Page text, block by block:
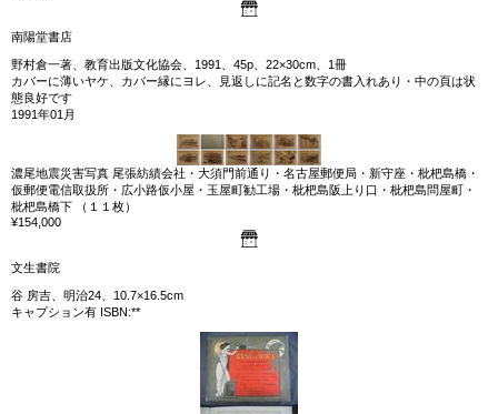
南陽堂書店
野村倉一著、教育出版文化協会、1991、45p、22×30cm、1冊
カバーに薄いヤケ、カバー縁にヨレ、見返しに記名と数字の書入れあり・中の頁は状
態良好です
1991年01月
濃尾地震災害写真 尾張紡績会社・大須門前通り・名古屋郵便局・新守座・枇杷島橋・
仮郵便電信取扱所・広小路仮小屋・玉屋町勧工場・枇杷島阪上り口・枇杷島問屋町・
枇杷島橋下 （１１枚）
¥154,000
文生書院
谷 房吉、明治24、10.7×16.5cm
キャプション有 ISBN:**